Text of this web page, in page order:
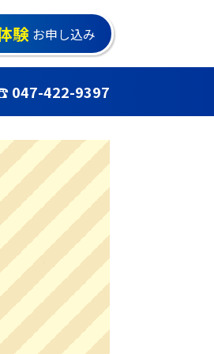
験 お申し込み
047-422-9397